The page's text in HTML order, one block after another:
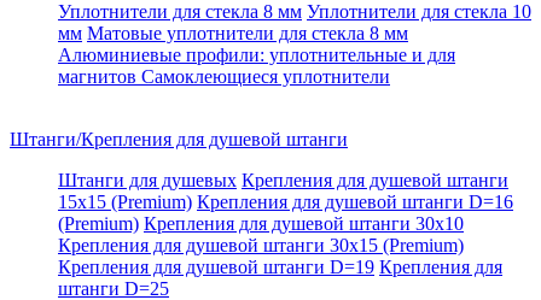
Уплотнители для стекла 8 мм Уплотнители для стекла 10
мм Матовые уплотнители для стекла 8 мм
Алюминиевые профили: уплотнительные и для
магнитов Самоклеющиеся уплотнители
Штанги/Крепления для душевой штанги
Штанги для душевых Крепления для душевой штанги
15х15 (Premium) Крепления для душевой штанги D=16
(Premium) Крепления для душевой штанги 30x10
Крепления для душевой штанги 30x15 (Premium)
Крепления для душевой штанги D=19 Крепления для
штанги D=25